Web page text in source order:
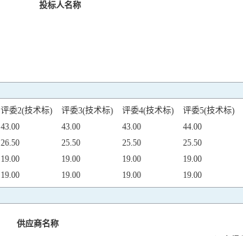
投标人名称
评委2(技术标) 评委3(技术标) 评委4(技术标) 评委5(技术标)
43.00 43.00 43.00 44.00
26.50 25.50 25.50 25.50
19.00 19.00 19.00 19.00
19.00 19.00 19.00 19.00
供应商名称